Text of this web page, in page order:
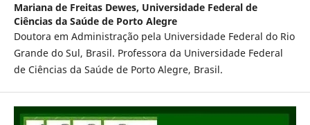
Mariana de Freitas Dewes, Universidade Federal de
Ciências da Saúde de Porto Alegre
Doutora em Administração pela Universidade Federal do Rio
Grande do Sul, Brasil. Professora da Universidade Federal
de Ciências da Saúde de Porto Alegre, Brasil.